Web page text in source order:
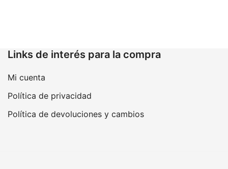
Links de interés para la compra
Mi cuenta
Política de privacidad
Política de devoluciones y cambios